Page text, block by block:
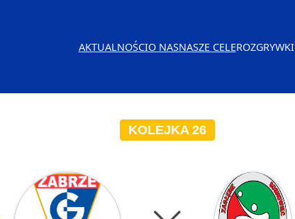
AKTUALNOŚCIO NASNASZE CELEROZGRYWKI
KOLEJKA 26